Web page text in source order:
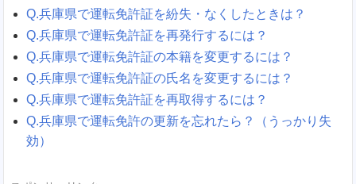
Q.兵庫県で運転免許証を紛失・なくしたときは？
Q.兵庫県で運転免許証を再発行するには？
Q.兵庫県で運転免許証の本籍を変更するには？
Q.兵庫県で運転免許証の氏名を変更するには？
Q.兵庫県で運転免許証を再取得するには？
Q.兵庫県で運転免許の更新を忘れたら？（うっかり失
効）